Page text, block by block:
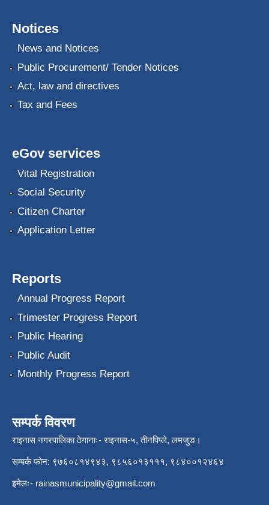
Notices
News and Notices
Public Procurement/ Tender Notices
Act, law and directives
Tax and Fees
eGov services
Vital Registration
Social Security
Citizen Charter
Application Letter
Reports
Annual Progress Report
Trimester Progress Report
Public Hearing
Public Audit
Monthly Progress Report
सम्पर्क विवरण
राइनास नगरपालिका ठेगानाः- राइनास-५, तीनपिप्ले, लमजुङ।
सम्पर्क फोन: ९७६०८१४९४३, ९८५६०१३१११, ९८४००१२४६४
इमेलः- rainasmunicipality@gmail.com